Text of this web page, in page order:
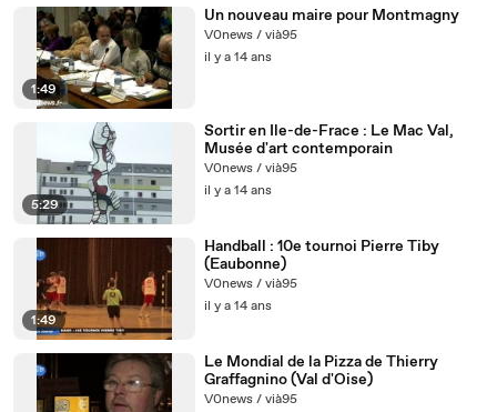
1:49
Un nouveau maire pour Montmagny
V0news / vià95
il y a 14 ans
5:29
Sortir en Ile-de-Frace : Le Mac Val,
Musée d'art contemporain
V0news / vià95
il y a 14 ans
1:49
Handball : 10e tournoi Pierre Tiby
(Eaubonne)
V0news / vià95
il y a 14 ans
Le Mondial de la Pizza de Thierry
Graffagnino (Val d'Oise)
V0news / vià95